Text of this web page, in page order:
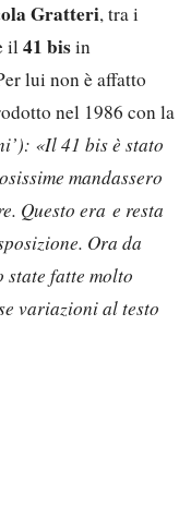
Gratteri, tra i
il41 bisin
lui non è affatto
nel 1986 con la
«Il 41 bis è stato
mandassero
Questo era e resta
Ora da
fatte molto
variazioni al testo